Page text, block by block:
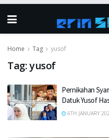
Home Tag yusof
Tag:yusof
Pernikahan
Datuk Yusof
6TH JANUARY